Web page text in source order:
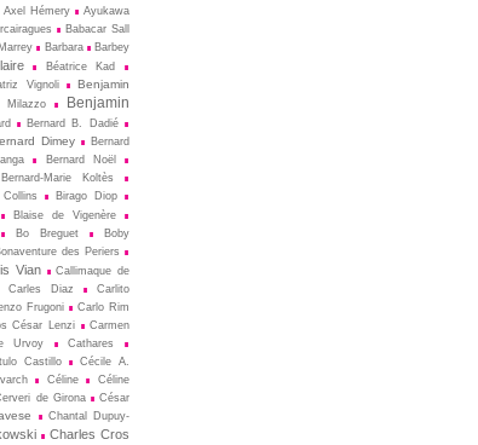
Axel Hémery
Ayukawa
Babacar Sall
Barbara
Barbey
Béatrice Kad
Vignoli
Benjamin
Milazzo
Benjamin
Bernard B. Dadié
Dimey
Bernard
Bernard Noël
Bernard-Marie Koltès
Birago Diop
Blaise de Vigenère
Bo Breguet
Boby
des Periers
Vian
Callimaque de
Carles Diaz
Carlito
Frugoni
Carlo Rim
César Lenzi
Carmen
Urvoy
Cathares
Castillo
Cécile A.
Céline
Céline
de Girona
César
Chantal Dupuy-
Charles Cros